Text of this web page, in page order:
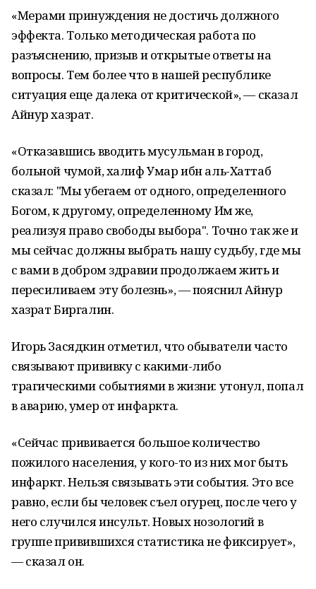
«Мерами принуждения не достичь должного
эффекта. Только методическая работа по
разъяснению, призыв и открытые ответы на
вопросы. Тем более что в нашей республике
ситуация еще далека от критической», — сказал
Айнур хазрат.
«Отказавшись вводить мусульман в город,
больной чумой, халиф Умар ибн аль-Хаттаб
сказал: "Мы убегаем от одного, определенного
Богом, к другому, определенному Им же,
реализуя право свободы выбора". Точно так же и
мы сейчас должны выбрать нашу судьбу, где мы
с вами в добром здравии продолжаем жить и
пересиливаем эту болезнь», — пояснил Айнур
хазрат Биргалин.
Игорь Засядкин отметил, что обыватели часто
связывают прививку с какими-либо
трагическими событиями в жизни: утонул, попал
в аварию, умер от инфаркта.
«Сейчас прививается большое количество
пожилого населения, у кого-то из них мог быть
инфаркт. Нельзя связывать эти события. Это все
равно, если бы человек съел огурец, после чего у
него случился инсульт. Новых нозологий в
группе привившихся статистика не фиксирует»,
— сказал он.